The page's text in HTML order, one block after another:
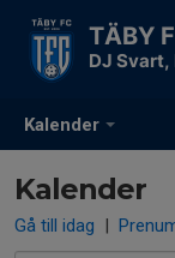
Kalender
TÄBY
DJ Svart,
Kalender
Gå till idag |